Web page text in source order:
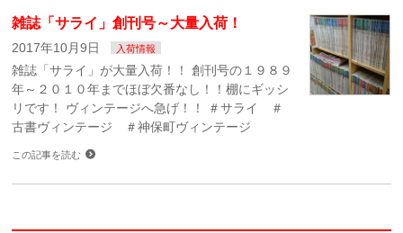
雑誌「サライ」創刊号～大量入荷！
2017年10月9日 入荷情報
雑誌「サライ」が大量入荷！！ 創刊号の１９８９
年～２０１０年までほぼ欠番なし！！棚にギッシ
リです！ ヴィンテージへ急げ！！ ＃サライ ＃
古書ヴィンテージ ＃神保町ヴィンテージ
この記事を読む